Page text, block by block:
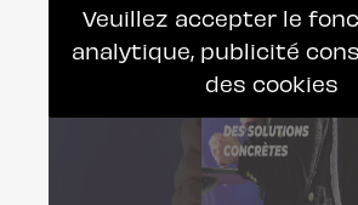
Veuillez accepter le
analytique, publicité
des cookies